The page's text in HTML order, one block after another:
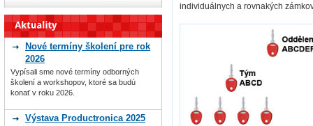
individuálnych a rovnakých
Nové termíny školení pre rok
2026
Vypísali sme nové termíny odborných
školení a workshopov, ktoré sa budú
konať v roku 2026.
Výstava Productronica 2025